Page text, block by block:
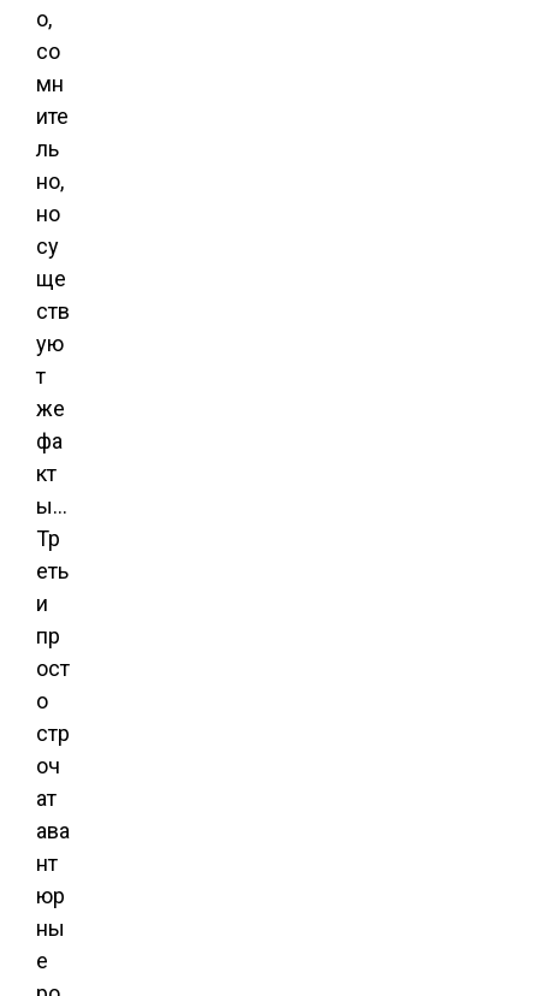
о,
со
мн
ите
ль
но,
но
су
ще
ств
ую
т
же
фа
кт
ы…
Тр
еть
и
пр
ост
о
стр
оч
ат
ава
нт
юр
ны
е